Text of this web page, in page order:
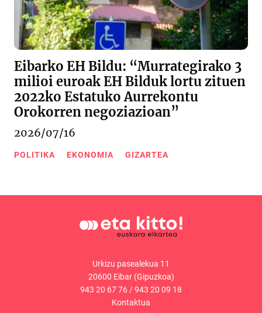
Eibarko EH Bildu: “Murrategirako 3
milioi euroak EH Bilduk lortu zituen
2022ko Estatuko Aurrekontu
Orokorren negoziazioan”
2026/07/16
POLITIKA EKONOMIA GIZARTEA
Urkizu pasealekua 11
20600 Eibar (Gipuzkoa)
943 20 67 76/943 20 09 18
Kontaktua